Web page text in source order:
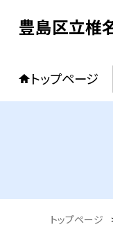
豊島区立椎
トップページ
トップページ